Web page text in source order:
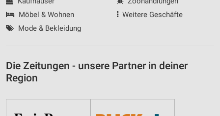
Möbel & Wohnen
Mode & Bekleidung
Weitere Geschäfte
Die Zeitungen - unsere Partner in deiner
Region